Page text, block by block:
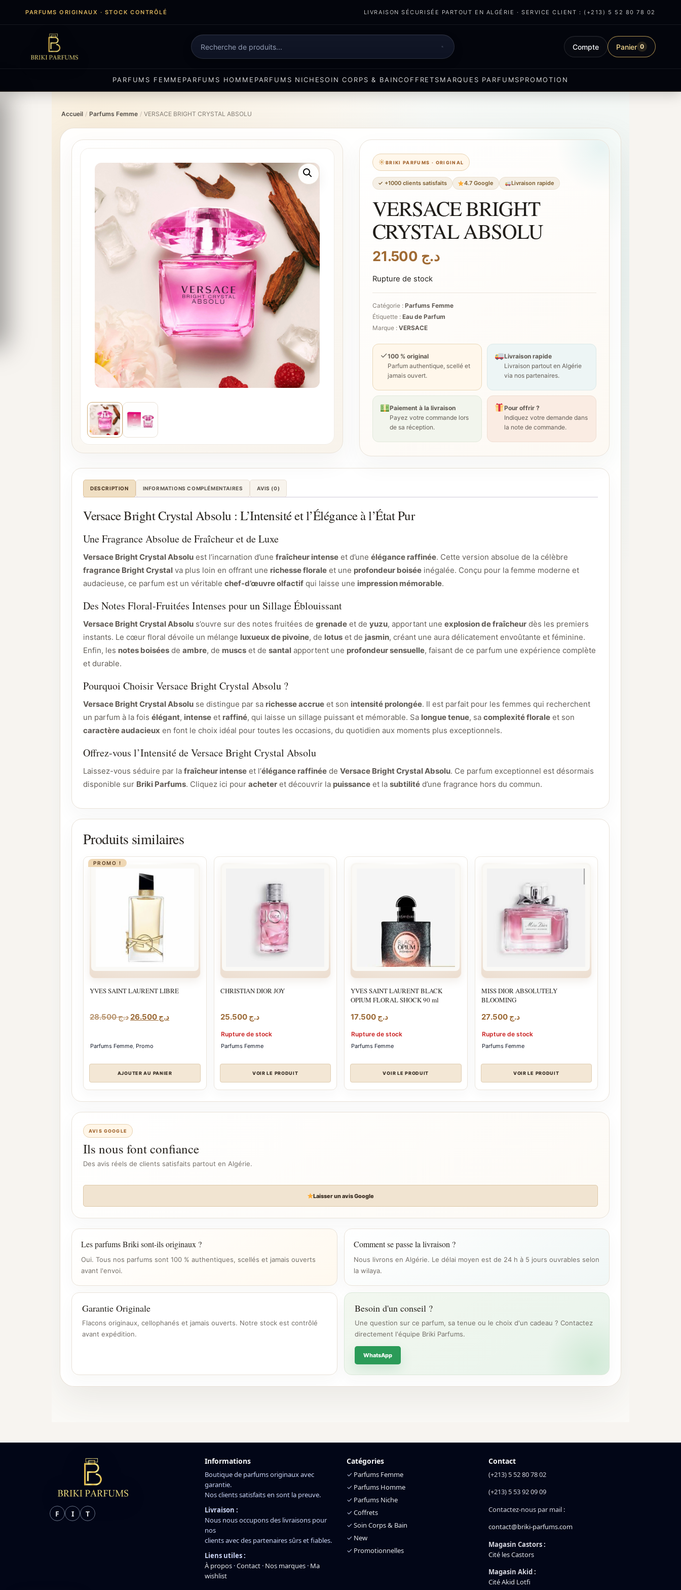
PARFUMS ORIGINAUX · STOCK CONTRÔLÉ LIVRAISON SÉCURISÉE PARTOUT EN ALGÉRIE · SERVICE CLIENT : (+213) 5 52 80 78 02
Recherche
de
produits
Compte Panier 0
PARFUMS FEMME PARFUMS HOMME PARFUMS NICHESOIN CORPS & BAINCOFFRETSMARQUES PARFUMSPROMOTION
Accueil / Parfums Femme / VERSACE BRIGHT CRYSTAL ABSOLU
BRIKI PARFUMS · ORIGINAL
✓ +1000 clients satisfaits 4.7 Google Livraison rapide
VERSACE BRIGHT
CRYSTAL ABSOLU
د.ج
Rupture de stock
Catégorie : Parfums Femme
Étiquette : Eau de Parfum
Marque : VERSACE
✓100 % original
Parfum authentique, scellé et
jamais ouvert.
Livraison rapide
Livraison partout en Algérie
via nos partenaires.
Paiement à la livraison
Payez votre commande lors
de sa réception.
Pour offrir ?
Indiquez votre demande dans
la note de commande.
DESCRIPTION INFORMATIONS COMPLÉMENTAIRES AVIS (0)
Versace Bright Crystal Absolu : L’Intensité et l’Élégance à l’État Pur
Une Fragrance Absolue de Fraîcheur et de Luxe
Versace Bright Crystal Absolu est l’incarnation d’une fraîcheur intense et d’une élégance raffinée. Cette version absolue de la célèbre
fragrance Bright Crystal va plus loin en offrant une richesse florale et une profondeur boisée inégalée. Conçu pour la femme moderne et
audacieuse, ce parfum est un véritable chef-d’œuvre olfactif qui laisse une impression mémorable.
Des Notes Floral-Fruitées Intenses pour un Sillage Éblouissant
Versace Bright Crystal Absolu s’ouvre sur des notes fruitées de grenade et de yuzu, apportant une explosion de fraîcheur dès les premiers
instants. Le cœur floral dévoile un mélange luxueux de pivoine, de lotus et de jasmin, créant une aura délicatement envoûtante et féminine.
Enfin, les notes boisées de ambre, de muscs et de santal apportent une profondeur sensuelle, faisant de ce parfum une expérience complète
et durable.
Pourquoi Choisir Versace Bright Crystal Absolu ?
Versace Bright Crystal Absolu se distingue par sa richesse accrue et son intensité prolongée. Il est parfait pour les femmes qui recherchent
un parfum à la fois élégant, intense et raffiné, qui laisse un sillage puissant et mémorable. Sa longue tenue, sa complexité florale et son
caractère audacieux en font le choix idéal pour toutes les occasions, du quotidien aux moments plus exceptionnels.
Offrez-vous l’Intensité de Versace Bright Crystal Absolu
Laissez-vous séduire par la fraîcheur intense et l’élégance raffinée de Versace Bright Crystal Absolu. Ce parfum exceptionnel est désormais
disponible sur Briki Parfums. Cliquez ici pour acheter et découvrir la puissance et la subtilité d’une fragrance hors du commun.
Produits similaires
PROMO !
YVES SAINT LAURENT LIBRE
د.ج28.500
Le
était :
د.جLe
Parfums Femme, Promo
AJOUTER AU PANIER
CHRISTIAN DIOR JOY
د.ج 25.500
Rupture de stock
Parfums Femme
VOIR LE PRODUIT
YVES SAINT LAURENT BLACK
OPIUM FLORAL SHOCK 90 ml
د.ج
Rupture de stock
Parfums Femme
VOIR LE PRODUIT
MISS DIOR ABSOLUTELY
BLOOMING
د.ج 27.500
Rupture de stock
Parfums Femme
VOIR LE PRODUIT
AVIS GOOGLE
Ils nous font confiance
Des avis réels de clients satisfaits partout en Algérie.
Laisser un avis Google
Les parfums Briki sont-ils originaux ?
Oui. Tous nos parfums sont 100 % authentiques, scellés et jamais ouverts
avant l'envoi.
Comment se passe la livraison ?
Nous livrons en Algérie. Le délai moyen est de 24 h à 5 jours ouvrables selon
la wilaya.
Garantie Originale
Flacons originaux, cellophanés et jamais ouverts. Notre stock est contrôlé
avant expédition.
Besoin d'un conseil ?
Une question sur ce parfum, sa tenue ou le choix d'un cadeau ? Contactez
directement l'équipe Briki Parfums.
WhatsApp
F I T
Informations
Boutique de parfums originaux avec
garantie.
Nos clients satisfaits en sont la preuve.
Livraison :
Nous nous occupons des livraisons pour
nos
clients avec des partenaires sûrs et fiables.
Liens utiles :
À propos·Contact· Nos marques· Ma
wishlist
Catégories
✓ Parfums Femme
✓ Parfums Homme
✓ Parfums Niche
✓ Coffrets
✓ Soin Corps & Bain
✓ New
✓ Promotionnelles
Contact
(+213) 5 52 80 78 02
(+213) 5 53 92 09 09
Contactez-nous par mail :
contact@briki-parfums.com
Magasin Castors :
Cité les Castors
Magasin Akid :
Cité Akid Lotfi